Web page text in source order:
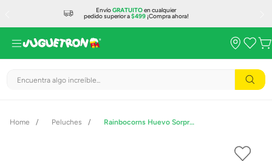
EnvíoGRATUITOen cualquier
pedido superior a$499¡Compra ahora!
Encuentra algo increíble...
Peluches Rainbocorns Huevo Sorpresa con Peluche Mermaidcorn Turquesa